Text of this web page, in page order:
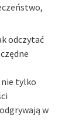
odczytać
tylko
w